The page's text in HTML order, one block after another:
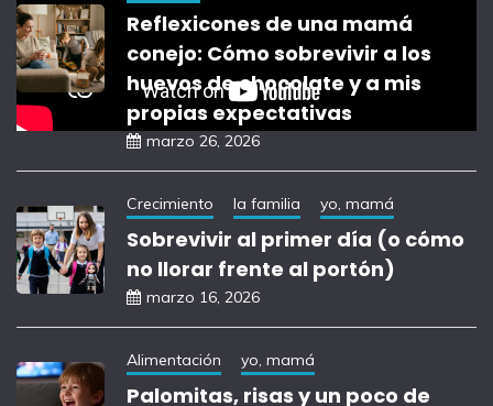
Reflexicones de una mamá
conejo: Cómo sobrevivir a los
huevos de chocolate y a mis
propias expectativas
marzo 26, 2026
Crecimiento la familia yo, mamá
Sobrevivir al primer día (o cómo
no llorar frente al portón)
marzo 16, 2026
Alimentación yo, mamá
Palomitas, risas y un poco de